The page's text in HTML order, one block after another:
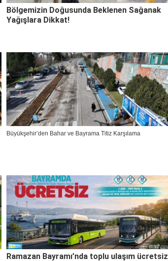
Bölgemizin Doğusunda Beklenen Sağanak
Yağışlara Dikkat!
Büyükşehir’den Bahar ve Bayrama Titiz Karşılama
Ramazan Bayramı’nda toplu ulaşım ücretsiz